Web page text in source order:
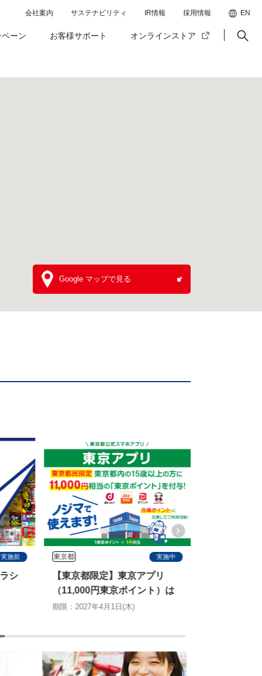
ーン お客様サポート オンラインストア
会社案内 サステナビリティ IR情報 採用情報 EN
Google マップで見る
実施前
シ
東京都 実施中
【東京都限定】東京アプリ
（11,000円東京ポイント）は
ノジマで使えます
期限：2027年4月1日(木)